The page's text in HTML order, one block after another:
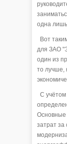
одна
Вот
для ЗАО
один из
то лучше,
С учётом
Основные
затрат за